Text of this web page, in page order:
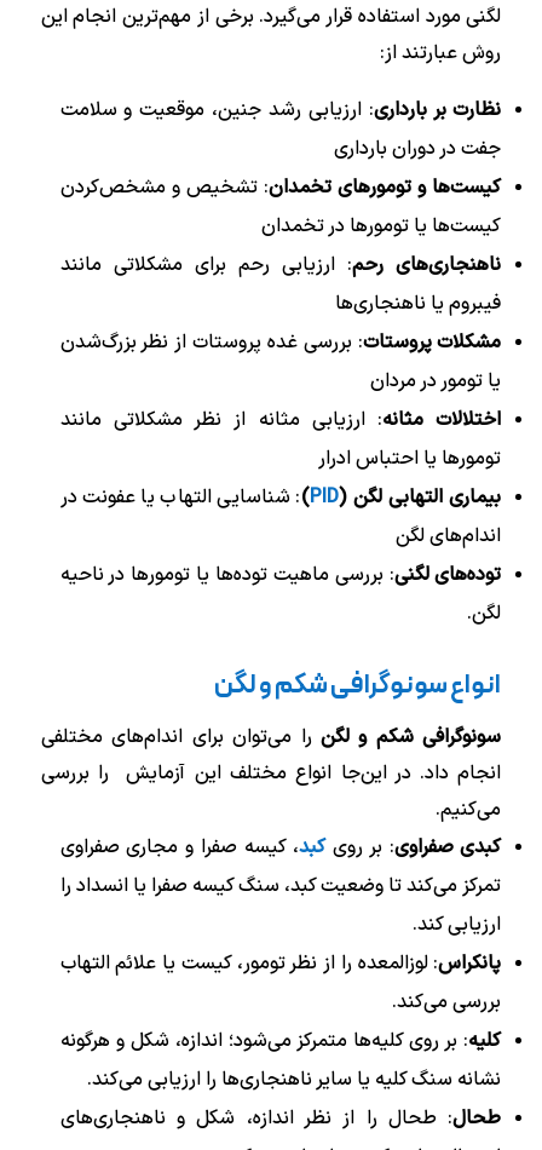
لگنی مورد استفاده قرار می‌گیرد. برخی از مهم‌ترین انجام این
روش عبارتند از:
نظارت بر بارداری: ارزیابی رشد جنین، موقعیت و سلامت
جفت در دوران بارداری
کیست‌ها و تومورهای تخمدان: تشخیص و مشخص‌کردن
کیست‌ها یا تومورها در تخمدان
ناهنجاری‌های رحم: ارزیابی رحم برای مشکلاتی مانند
فیبروم یا ناهنجاری‌ها
مشکلات پروستات: بررسی غده پروستات از نظر بزرگ‌شدن
یا تومور در مردان
اختلالات مثانه: ارزیابی مثانه از نظر مشکلاتی مانند
تومورها یا احتباس ادرار
بیماری التهابی لگن (PID
): شناسایی التهاب یا عفونت در
اندام‌های لگن
توده‌های لگنی: بررسی ماهیت توده‌ها یا تومورها در ناحیه
لگن.
انواع سونوگرافی شکم و لگن
سونوگرافی شکم و لگن را می‌توان برای اندام‌های مختلفی
انجام داد. در این‌جا انواع مختلف این آزمایش را بررسی
می‌کنیم.
کبدی صفراوی: بر رویکبد، کیسه صفرا و مجاری صفراوی
تمرکز می‌کند تا وضعیت کبد، سنگ کیسه صفرا یا انسداد را
ارزیابی کند.
پانکراس: لوزالمعده را از نظر تومور، کیست یا علائم التهاب
بررسی می‌کند.
کلیه: بر روی کلیه‌ها متمرکز می‌شود؛ اندازه، شکل و هرگونه
نشانه سنگ کلیه یا سایر ناهنجاری‌ها را ارزیابی می‌کند.
طحال: طحال را از نظر اندازه، شکل و ناهنجاری‌های